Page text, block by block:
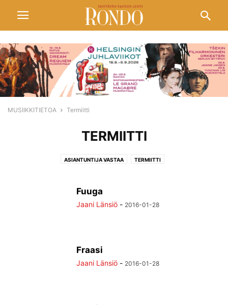
MUSIIKKITIETOA Termiitti
TERMIITTI
ASIANTUNTIJA VASTAA TERMIITTI
Fuuga
Jaani Länsiö - 2016-01-28
Fraasi
Jaani Länsiö - 2016-01-28